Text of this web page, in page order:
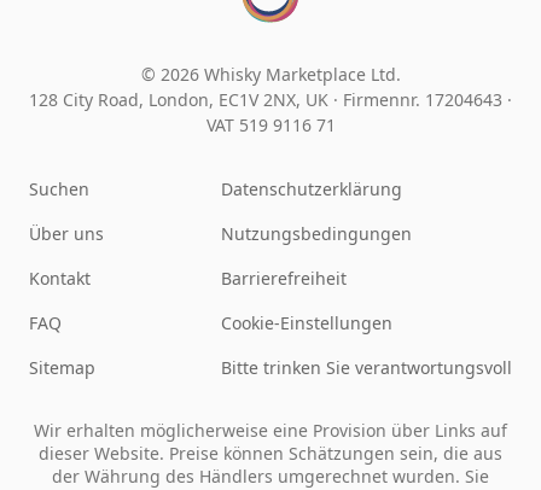
© 2026 Whisky Marketplace Ltd.
128 City Road, London, EC1V 2NX, UK · Firmennr. 17204643 ·
VAT 519 9116 71
Suchen
Über uns
Kontakt
FAQ
Sitemap
Datenschutzerklärung
Nutzungsbedingungen
Barrierefreiheit
Cookie-Einstellungen
Bitte trinken Sie verantwortungsvoll
Wir erhalten möglicherweise eine Provision über Links auf
dieser Website. Preise können Schätzungen sein, die aus
der Währung des Händlers umgerechnet wurden. Sie